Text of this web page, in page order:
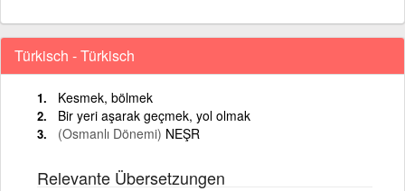
Türkisch - Türkisch
Kesmek, bölmek
Bir yeri aşarak geçmek, yol olmak
(Osmanlı Dönemi) NEŞR
Relevante Übersetzungen